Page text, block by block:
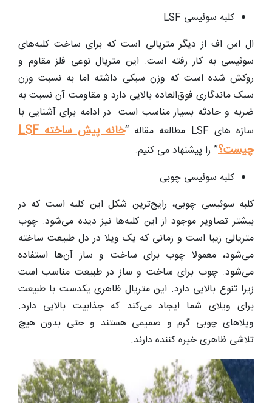
کلبه سوئیسی LSF
ال اس اف از دیگر متریالی است که برای ساخت کلبه‌های
سوئیسی به کار رفته است. این متریال نوعی فلز مقاوم و
روکش شده است که وزن سبکی داشته اما به نسبت وزن
سبک ماندگاری فوق‌العاده بالایی دارد و مقاومت آن نسبت به
ضربه و حادثه بسیار مناسب است. در ادامه برای آشنایی با
سازه های LSF مطالعه مقاله “
خانه پیش ساخته LSF
چیست؟” را پیشنهاد می کنیم.
کلبه سوئیسی چوبی
کلبه سوئیسی چوبی، رایج‌ترین شکل این کلبه است که در
بیشتر تصاویر موجود از این کلبه‌ها نیز دیده می‌شود. چوب
متریالی زیبا است و زمانی که یک ویلا در دل طبیعت ساخته
می‌شود، معمولا چوب برای ساخت و ساز آن‌ها استفاده
می‌شود. چوب برای ساخت و ساز در طبیعت مناسب است
زیرا تنوع بالایی دارد. این متریال ظاهری یکدست با طبیعت
برای ویلای شما ایجاد می‌کند که جذابیت بالایی دارد.
ویلاهای چوبی گرم و صمیمی هستند و حتی بدون هیچ
تلاشی ظاهری خیره کننده دارند.